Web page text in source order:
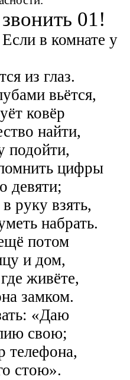
01!
у
из глаз.
вьётся,
ковёр
найти,
подойти,
цифры
девяти;
руку взять,
набрать.
потом
и дом,
живёте,
замком.
«Даю
свою;
телефона,
стою».